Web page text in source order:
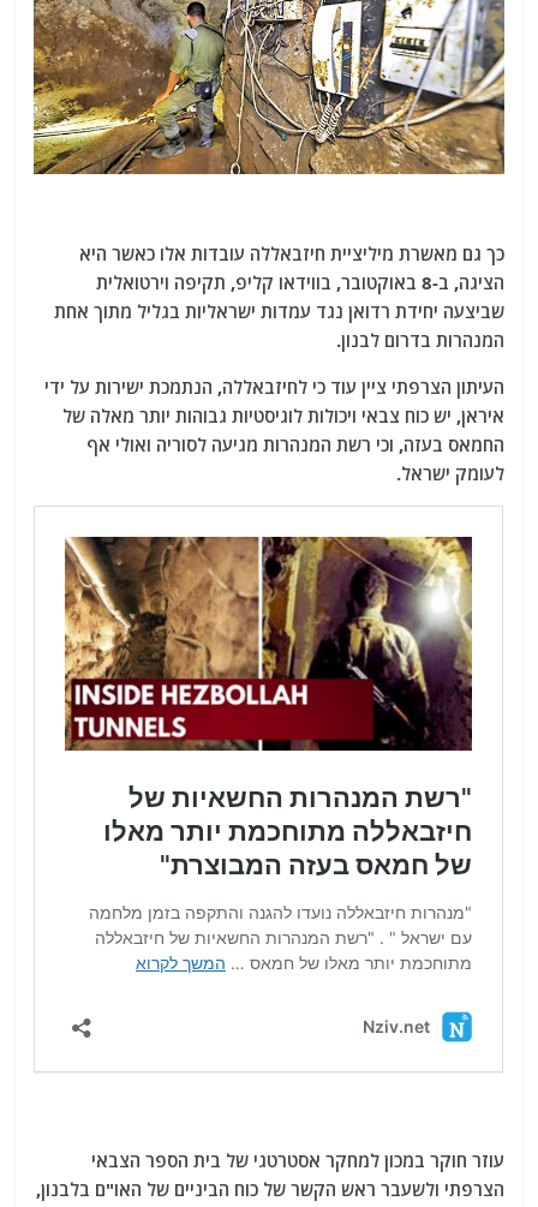
כך גם מאשרת מיליציית חיזבאללה עובדות אלו כאשר היא
הציגה, ב-8 באוקטובר, בווידאו קליפ, תקיפה וירטואלית
שביצעה יחידת רדואן נגד עמדות ישראליות בגליל מתוך אחת
המנהרות בדרום לבנון.
העיתון הצרפתי ציין עוד כי לחיזבאללה, הנתמכת ישירות על ידי
איראן, יש כוח צבאי ויכולות לוגיסטיות גבוהות יותר מאלה של
החמאס בעזה, וכי רשת המנהרות מגיעה לסוריה ואולי אף
לעומק ישראל.
עוזר חוקר במכון למחקר אסטרטגי של בית הספר הצבאי
הצרפתי ולשעבר ראש הקשר של כוח הביניים של האו"ם בלבנון,